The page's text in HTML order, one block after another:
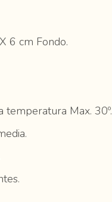
6 cm Fondo.
temperatura Max. 30º.